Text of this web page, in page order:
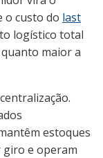
o custo do last
logístico total
maior a
estoques
e operam